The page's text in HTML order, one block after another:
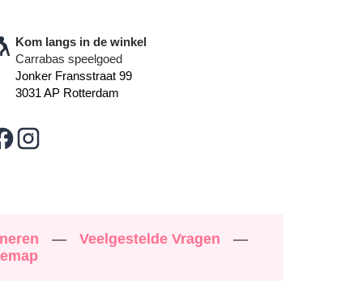
Kom langs in de winkel
Carrabas speelgoed
Jonker Fransstraat 99
3031 AP Rotterdam
— Veelgestelde Vragen
—